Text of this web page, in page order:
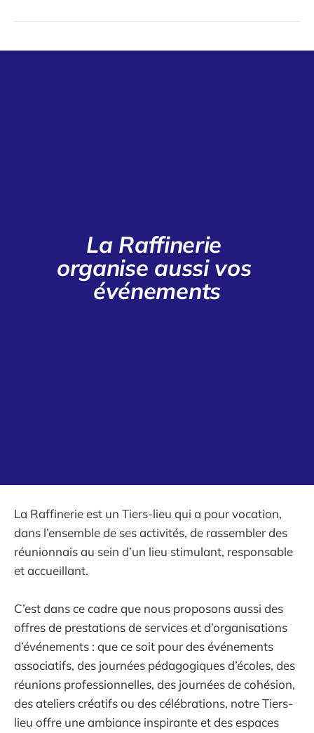
La Raffinerie
organise aussi vos
événements
La Raffinerie est un Tiers-lieu qui a pour vocation,
dans l’ensemble de ses activités, de rassembler des
réunionnais au sein d’un lieu stimulant, responsable
et accueillant.
C’est dans ce cadre que nous proposons aussi des
offres de prestations de services et d’organisations
d’événements : que ce soit pour des événements
associatifs, des journées pédagogiques d’écoles, des
réunions professionnelles, des journées de cohésion,
des ateliers créatifs ou des célébrations, notre Tiers-
lieu offre une ambiance inspirante et des espaces